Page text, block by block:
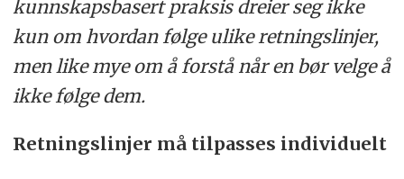
kunnskapsbasert praksis dreier seg ikke
kun om hvordan følge ulike retningslinjer,
men like mye om å forstå når en bør velge å
ikke følge dem.
Retningslinjer må tilpasses individuelt